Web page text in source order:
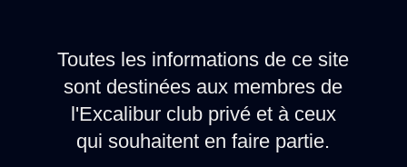
Toutes les informations de ce site
sont destinées aux membres de
l'Excalibur club privé et à ceux
qui souhaitent en faire partie.